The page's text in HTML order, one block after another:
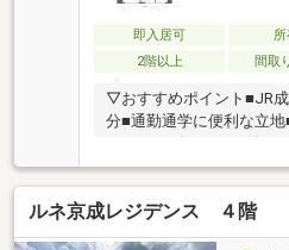
即入居可
2階以上
間取
▽おすすめポイント■JR
分■通勤通学に便利な立地
はシューズクローク付き
リタヤ布佐店 約1100ｍ/
我孫子新々田店 約
孫子店 約1200m/徒歩約
徒歩約7分■布佐駅南口
ルネ京成レジデンス ４階